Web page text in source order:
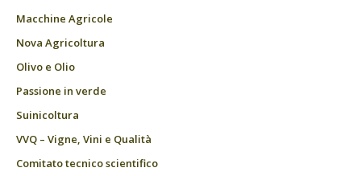
Macchine Agricole
Nova Agricoltura
Olivo e Olio
Passione in verde
Suinicoltura
VVQ – Vigne, Vini e Qualità
Comitato tecnico scientifico